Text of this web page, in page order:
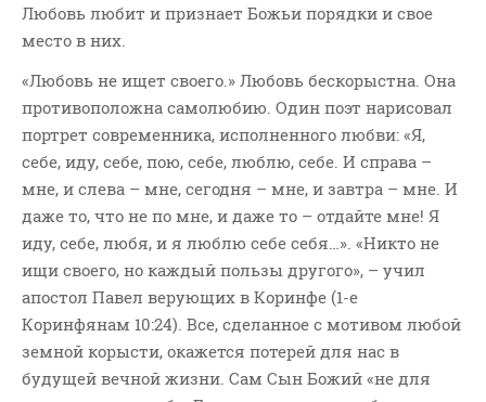
Любовь любит и признает Божьи порядки и свое
место в них.
«Любовь не ищет своего.» Любовь бескорыстна. Она
противоположна самолюбию. Один поэт нарисовал
портрет современника, исполненного любви: «Я,
себе, иду, себе, пою, себе, люблю, себе. И справа –
мне, и слева – мне, сегодня – мне, и завтра – мне. И
даже то, что не по мне, и даже то – отдайте мне! Я
иду, себе, любя, и я люблю себе себя…». «Никто не
ищи своего, но каждый пользы другого», – учил
апостол Павел верующих в Коринфе (1-е
Коринфянам 10:24). Все, сделанное с мотивом любой
земной корысти, окажется потерей для нас в
будущей вечной жизни. Сам Сын Божий «не для